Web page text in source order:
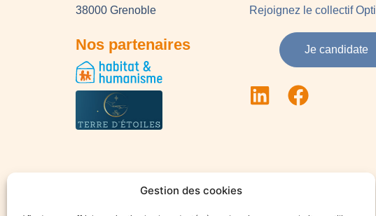
Gestion des cookies
38000 Grenoble
Nos partenaires
Rejoignez le collectif
Je candidate